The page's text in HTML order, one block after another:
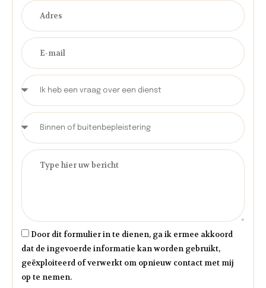
Door dit formulier in te dienen, ga ik ermee akkoord
dat de ingevoerde informatie kan worden gebruikt,
geëxploiteerd of verwerkt om opnieuw contact met mij
op te nemen.